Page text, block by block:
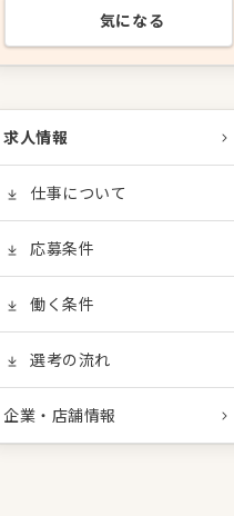
気になる
求人情報
仕事について
応募条件
働く条件
選考の流れ
企業・店舗情報